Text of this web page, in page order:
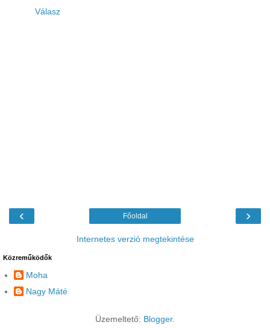
Válasz
‹ ›
Főoldal
Internetes verzió megtekintése
Közreműködők
Moha
Nagy Máté
Üzemeltető: Blogger.